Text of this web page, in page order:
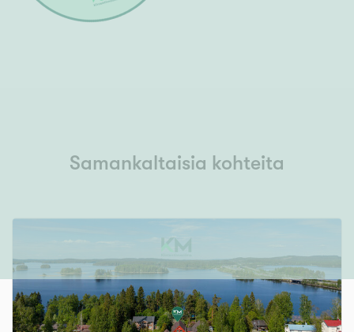
Samankaltaisia kohteita